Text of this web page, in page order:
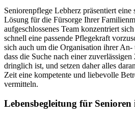
Seniorenpflege Lebherz präsentiert eine
Lösung für die Fürsorge Ihrer
aufgeschlossenes Team konzentriert
schnell eine passende Pflegekraft
sich auch um die Organisation ihrer
dass die Suche nach einer
dringlich ist, und setzen daher alles
Zeit eine kompetente und liebevolle
vermitteln.
Lebensbegleitung für Senioren